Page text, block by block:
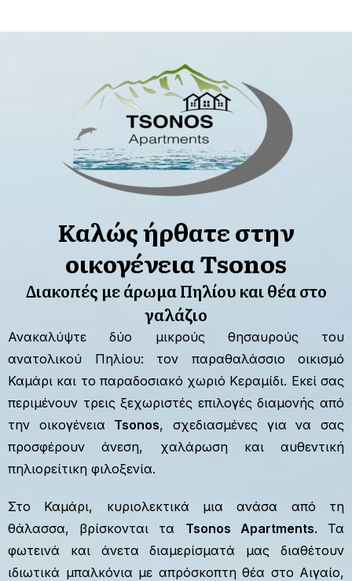
Καλώς ήρθατε στην
οικογένεια Tsonos
Διακοπές με άρωμα Πηλίου και θέα στο
γαλάζιο
Ανακαλύψτε δύο μικρούς θησαυρούς του
ανατολικού Πηλίου: τον παραθαλάσσιο οικισμό
Καμάρι και το παραδοσιακό χωριό Κεραμίδι. Εκεί σας
περιμένουν τρεις ξεχωριστές επιλογές διαμονής από
την οικογένεια Tsonos, σχεδιασμένες για να σας
προσφέρουν άνεση, χαλάρωση και αυθεντική
πηλιορείτικη φιλοξενία.
Στο Καμάρι, κυριολεκτικά μια ανάσα από τη
θάλασσα, βρίσκονται τα Tsonos Apartments. Τα
φωτεινά και άνετα διαμερίσματά μας διαθέτουν
ιδιωτικά μπαλκόνια με απρόσκοπτη θέα στο Αιγαίο,